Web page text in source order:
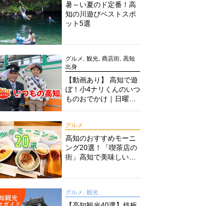
暑～い夏のド定番！高
知の川遊びベストスポ
ット5選
グルメ, 観光, 商店街, 高知
出身
【動画あり】 高知で遊
ぼ！小4ナリくんのいつ
ものおでかけ｜日曜市
グルメ
高知のおすすめモーニ
ング20選！「喫茶店の
街」高知で美味しい喫
グルメ, 観光